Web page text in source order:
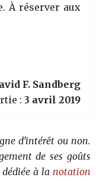
À réserver aux
F. Sandberg
: 3 avril 2019
d’intérêt ou non.
de ses goûts
à la notation